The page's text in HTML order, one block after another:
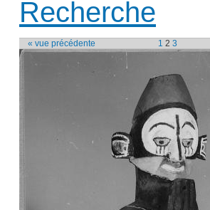
Recherche
« vue précédente 1 2 3